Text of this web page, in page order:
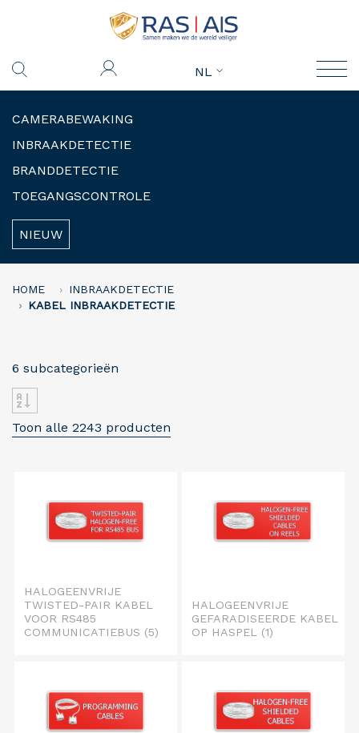
NL
CAMERABEWAKING
INBRAAKDETECTIE
BRANDDETECTIE
TOEGANGSCONTROLE
NIEUW
HOME
INBRAAKDETECTIE
KABEL INBRAAKDETECTIE
6 subcategorieën
Toon alle 2243 producten
HALOGEENVRIJE
TWISTED-PAIR KABEL
VOOR RS485
COMMUNICATIEBUS (5)
HALOGEENVRIJE
GEFARADISEERDE KABEL
OP HASPEL (1)